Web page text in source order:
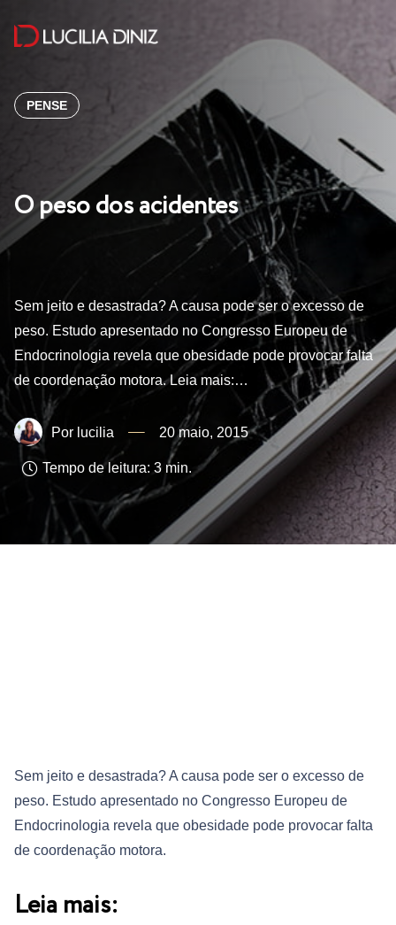
PENSE
O peso dos acidentes
Sem jeito e desastrada? A causa pode ser o excesso de
peso. Estudo apresentado no Congresso Europeu de
Endocrinologia revela que obesidade pode provocar falta
de coordenação motora. Leia mais:…
lucilia 20 maio, 2015
Tempo de leitura: 3 min.
Sem jeito e desastrada? A causa pode ser o excesso de
peso. Estudo apresentado no Congresso Europeu de
Endocrinologia revela que obesidade pode provocar falta
de coordenação motora.
Leia mais: